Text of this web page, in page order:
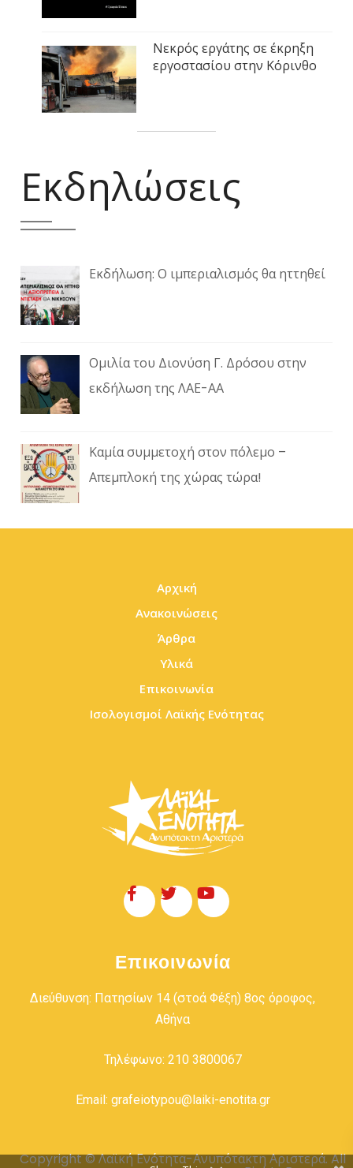
Νεκρός εργάτης σε έκρηξη
εργοστασίου στην Κόρινθο
Εκδηλώσεις
Εκδήλωση: Ο ιμπεριαλισμός θα ηττηθεί
Ομιλία του Διονύση Γ. Δρόσου στην
εκδήλωση της ΛΑΕ-ΑΑ
Καμία συμμετοχή στον πόλεμο –
Απεμπλοκή της χώρας τώρα!
Αρχική
Ανακοινώσεις
Άρθρα
Υλικά
Επικοινωνία
Ισολογισμοί Λαϊκής Ενότητας
Επικοινωνία
Διεύθυνση: Πατησίων 14 (στοά Φέξη) 8ος όροφος,
Αθήνα
Τηλέφωνο: 210 3800067
Email: grafeiotypou@laiki-enotita.gr
Copyright © Λαϊκή Ενότητα-Ανυπότακτη Αριστερά. All